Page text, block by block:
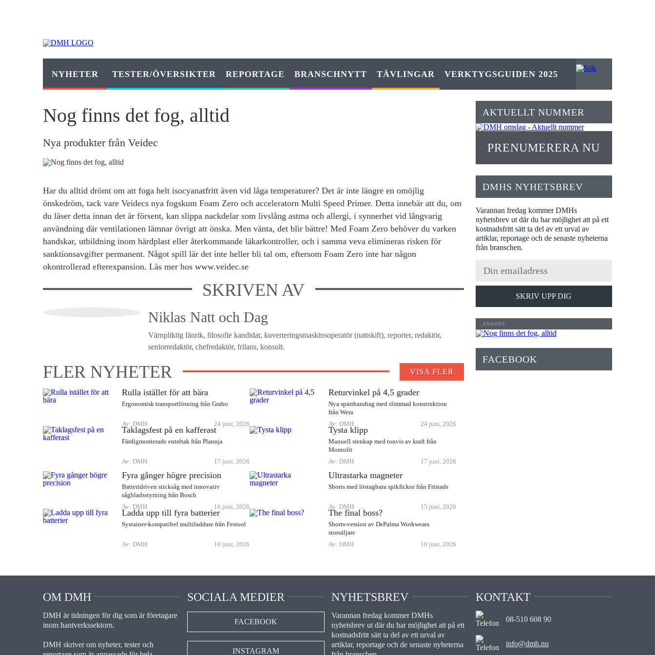
NYHETER TESTER/ÖVERSIKTER REPORTAGE BRANSCHNYTT TÄVLINGAR VERKTYGSGUIDEN 2025
Nog finns det fog, alltid
Nya produkter från Veidec
Har du alltid drömt om att foga helt isocyanatfritt även vid låga temperaturer? Det är inte längre en omöjlig
önskedröm, tack vare Veidecs nya fogskum Foam Zero och acceleratorn Multi Speed Primer. Detta innebär att du, om
du läser detta innan det är försent, kan slippa nackdelar som livslång astma och allergi, i synnerhet vid långvarig
användning där ventilationen lämnar övrigt att önska. Men vänta, det blir bättre! Med Foam Zero behöver du varken
handskar, utbildning inom härdplast eller återkommande läkarkontroller, och i samma veva elimineras risken för
sanktionsavgifter permanent. Något spill lär det inte heller bli tal om, eftersom Foam Zero inte har någon
okontrollerad efterexpansion. Läs mer hos www.veidec.se
SKRIVEN AV
Niklas Natt och Dag
Värnpliktig fänrik, filosofie kandidat, kuverteringsmaskinsoperatör (nattskift), reporter, redaktör,
seniorredaktör, chefredaktör, frilans, konsult.
FLER NYHETER VISA FLER
Rulla istället för att bära
Ergonomisk transportlösning från Grabo
Av: DMH 24 juni, 2026
Returvinkel på 4,5 grader
Nya spärrhandtag med slimmad konstruktion
från Wera
Av: DMH
24 juni, 2026
Taklagsfest på en kafferast
Färdigmonterade entrétak från Plannja
Av: DMH 17 juni, 2026
Tysta klipp
Manuell stenkap med tonvis av kraft från
Montolit
Av: DMH
17 juni, 2026
Fyra gånger högre precision
Batteridriven sticksåg med innovativ
sågbladsstyrning från Bosch
Av: DMH
16 juni, 2026
Ultrastarka magneter
Shorts med löstagbara spikfickor från Fristads
Av: DMH 15 juni, 2026
Ladda upp till fyra batterier
Systainer-kompatibel multiladdare från Festool
Av: DMH 10 juni, 2026
The final boss?
Shorts-version av DePalma Workwears
storsäljare
Av: DMH
10 juni, 2026
AKTUELLT NUMMER
PRENUMERERA NU
DMHS NYHETSBREV
Varannan fredag kommer DMHs
nyhetsbrev ut där du har möjlighet att på ett
kostnadsfritt sätt ta del av ett urval av
artiklar, reportage och de senaste nyheterna
från branschen.
SKRIV UPP DIG
FACEBOOK
OM DMH
DMH är tidningen för dig som är företagare
inom hantverkssektorn.
DMH skriver om nyheter, tester och
SOCIALA MEDIER
FACEBOOK
INSTAGRAM
NYHETSBREV
Varannan fredag kommer DMHs
nyhetsbrev ut där du har möjlighet att på ett
kostnadsfritt sätt ta del av ett urval av
artiklar, reportage och de senaste nyheterna
KONTAKT
08-510 608 90
info@dmh.nu